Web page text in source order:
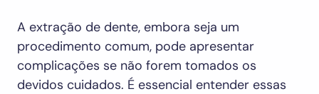
A extração de dente, embora seja um
procedimento comum, pode apresentar
complicações se não forem tomados os
devidos cuidados. É essencial entender essas